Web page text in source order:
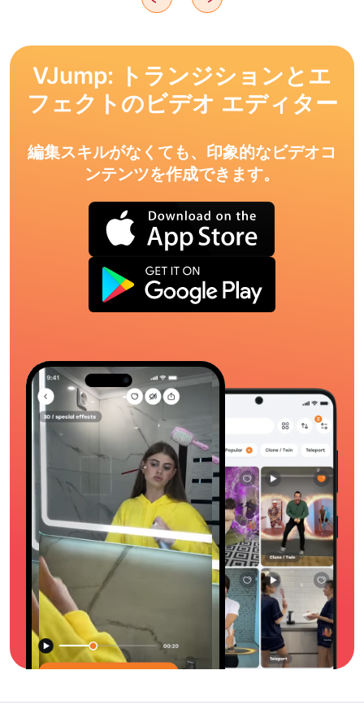
VJump: トランジションとエ
フェクトのビデオ エディター
編集スキルがなくても、印象的なビデオコ
ンテンツを作成できます。